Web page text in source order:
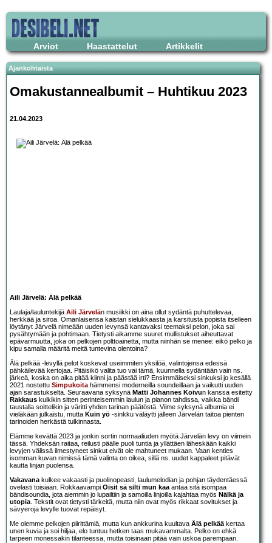
Arviot Haastattelut Artikkelit
Ajankohtaista
Omakustannealbumit – Huhtikuu 2023
21.04.2023
Aili Järvelä: Älä pelkää
Laulaja/lauluntekijä Aili Järvelän musiikki on aina ollut sydäntä puhuttelevaa,
herkkää ja siroa. Omanlaisensa kaistan sielukkaasta ja karsitusta popista itselleen
löytänyt Järvelä nimeään uuden levynsä kantavaksi teemaksi pelon, joka sai
pysähtymään ja pohtimaan. Tietysti aikamme suuret mullistukset aiheuttavat
epävarmuutta, joka on pelkojen polttoainetta, mutta niinhän se menee: eikö pelko ja
kipu samalla määritä meitä tuntevina olentoina?
Älä pelkää -levyllä pelot koskevat useimmiten yksilöä, valintojensa edessä
pähkäilevää kertojaa. Pitäisikö valita tuo vai tämä, kuunnella sydäntään vain ns.
järkeä, koska on aika pitää kiinni ja päästää irti? Ensimmäiseksi sinkuksi jo kesällä
2021 nostettu Simpukoitahämmensi moderneilla soundeillaan ja vaikutti uuden
ajan sarastukselta. Seuraavana syksynä Matti Johannes Koivun kanssa esitetty
Rakkaus kulkikin sitten perinteisemmin laulun ja pianon tahdissa, vaikka bändi
taustalla soittelikin ja väritti yhden tarinan päätöstä. Viime syksynä albumia ei
vieläkään julkaistu, mutta Kuin yö -sinkku väläytti jälleen Järvelän taitoa pienten
tarinoiden herkästä tulkinnasta.
Elämme kevättä 2023 ja jonkin sortin normaaliuden myötä Järvelän levy on viimein
tässä. Yhdeksän raitaa, reilusti päälle puoli tuntia ja yllättäen läheskään kaikki
levyjen välissä ilmestyneet sinkut eivät ole mahtuneet mukaan. Vaan kenties
isomman kuvan nimissä tämä valinta on oikea, sillä ns. uudet kappaleet pitävät
kautta linjan puolensa.
Vakavanakulkee vakaasti ja puolinopeasti, laulumelodian ja pohjan täydentäessä
ovelasti toisiaan. Rokkaavampi Oisit sä silti mun kaaantaa sitä isompaa
bändisoundia, jota aiemmin jo lupailtiin ja samoilla linjoilla kajahtaa myös Nälkä ja
utopia. Tekstit ovat tietysti tärkeitä, mutta niin ovat myös rikkaat sovitukset ja
sävyeroja levylle tuovat repäisyt.
Me olemme pelkojen piirittämiä, mutta kun ankkurina kuultava Älä pelkääkertaa
unen kuvia ja soi hiljaa, elo tuntuu hetken taas mukavammalta. Pelko on ehkä
tarpeen monessakin tilanteessa, mutta toisinaan pitää vain uskoa parempaan.